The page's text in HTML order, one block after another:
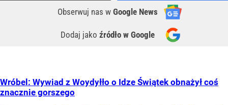
Obserwuj nas w Google News
Dodaj jako źródło w Google
Wróbel: Wywiad z Woydyłło o Idze Świątek obnażył coś
znacznie gorszego